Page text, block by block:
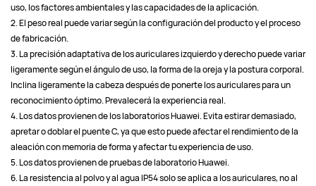
uso, los factores ambientales y las capacidades de la aplicación.
2. El peso real puede variar según la configuración del producto y el proceso
de fabricación.
3. La precisión adaptativa de los auriculares izquierdo y derecho puede variar
ligeramente según el ángulo de uso, la forma de la oreja y la postura corporal.
Inclina ligeramente la cabeza después de ponerte los auriculares para un
reconocimiento óptimo. Prevalecerá la experiencia real.
4. Los datos provienen de los laboratorios Huawei. Evita estirar demasiado,
apretar o doblar el puente C, ya que esto puede afectar el rendimiento de la
aleación con memoria de forma y afectar tu experiencia de uso.
5. Los datos provienen de pruebas de laboratorio Huawei.
6. La resistencia al polvo y al agua IP54 solo se aplica a los auriculares, no al